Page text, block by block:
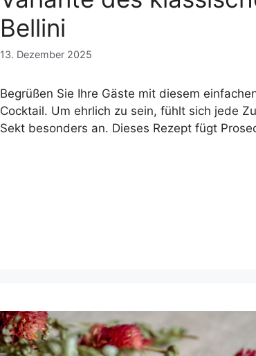
Bellini
13. Dezember 2025
Begrüßen Sie Ihre Gäste mit diesem
Cocktail. Um ehrlich zu sein, fühlt sich jede
Sekt besonders an. Dieses Rezept fügt